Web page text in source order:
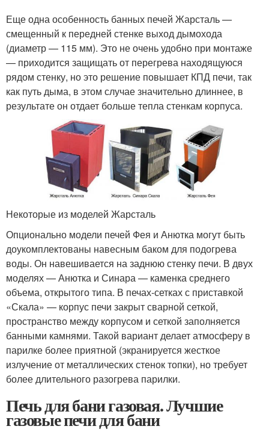
Еще одна особенность банных печей Жарсталь —
смещенный к передней стенке выход дымохода
(диаметр — 115 мм). Это не очень удобно при монтаже
— приходится защищать от перегрева находящуюся
рядом стенку, но это решение повышает КПД печи, так
как путь дыма, в этом случае значительно длиннее, в
результате он отдает больше тепла стенкам корпуса.
Некоторые из моделей Жарсталь
Опционально модели печей Фея и Анютка могут быть
доукомплектованы навесным баком для подогрева
воды. Он навешивается на заднюю стенку печи. В двух
моделях — Анютка и Синара — каменка среднего
объема, открытого типа. В печах-сетках с приставкой
«Скала» — корпус печи закрыт сварной сеткой,
пространство между корпусом и сеткой заполняется
банными камнями. Такой вариант делает атмосферу в
парилке более приятной (экранируется жесткое
излучение от металлических стенок топки), но требует
более длительного разогрева парилки.
Печь для бани газовая. Лучшие
газовые печи для бани